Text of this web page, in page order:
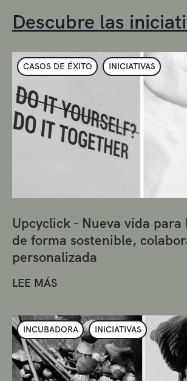
Descubre las
CASOS DE ÉXITO INICIATIVAS
Upcyclick - Nueva vida para
de forma sostenible,
personalizada
LEE MÁS
INCUBADORA INICIATIVAS